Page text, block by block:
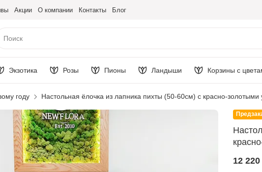
Акции О компании Контакты Блог
Экзотика Розы Пионы Ландыши Корзины с
году Настольная ёлочка из лапника пихты (50-60см) с красно-
12 220